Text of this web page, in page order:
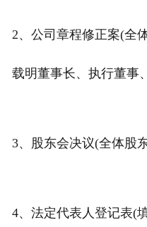
2、公司章程修正案(全
载明董事长、执行董事
3、股东会决议(全体股
4、法定代表人登记表(